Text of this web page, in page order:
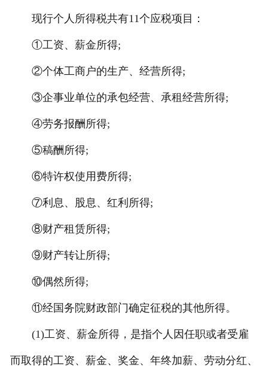
现行个人所得税共有11个应税项目：
①工资、薪金所得;
②个体工商户的生产、经营所得;
③企事业单位的承包经营、承租经营所得;
④劳务报酬所得;
⑤稿酬所得;
⑥特许权使用费所得;
⑦利息、股息、红利所得;
⑧财产租赁所得;
⑨财产转让所得;
⑩偶然所得;
⑪经国务院财政部门确定征税的其他所得。
(1)工资、薪金所得，是指个人因任职或者受雇
而取得的工资、薪金、奖金、年终加薪、劳动分红、